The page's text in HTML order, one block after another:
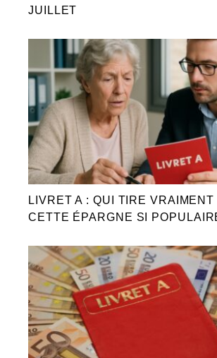
JUILLET
LIVRET A : QUI TIRE
CETTE ÉPARGNE SI